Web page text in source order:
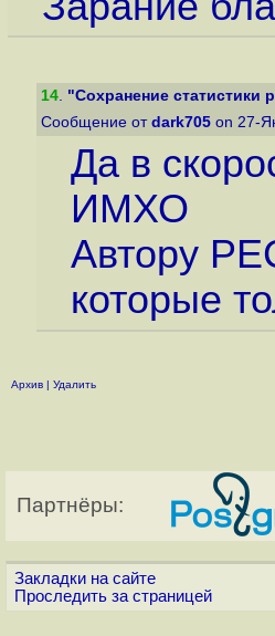
14. "Сохранение статистики
Сообщение от dark705 on 27-
Да в
ИМХО
Автору
которые
Архив | Удалить
Партнёры:
Закладки на сайте
Проследить за страницей